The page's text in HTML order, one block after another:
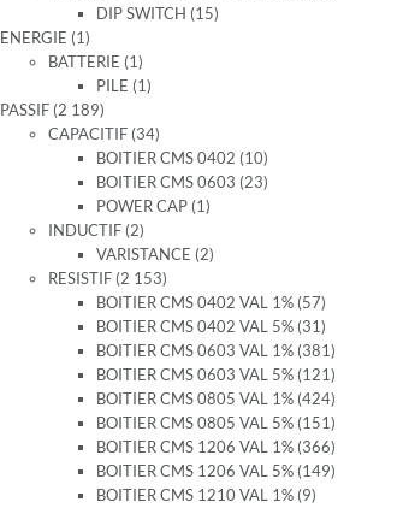
DIP SWITCH (15)
ENERGIE (1)
BATTERIE (1)
PILE (1)
PASSIF (2 189)
CAPACITIF (34)
BOITIER CMS 0402 (10)
BOITIER CMS 0603 (23)
POWER CAP (1)
INDUCTIF (2)
VARISTANCE (2)
RESISTIF (2 153)
BOITIER CMS 0402 VAL 1% (57)
BOITIER CMS 0402 VAL 5% (31)
BOITIER CMS 0603 VAL 1% (381)
BOITIER CMS 0603 VAL 5% (121)
BOITIER CMS 0805 VAL 1% (424)
BOITIER CMS 0805 VAL 5% (151)
BOITIER CMS 1206 VAL 1% (366)
BOITIER CMS 1206 VAL 5% (149)
BOITIER CMS 1210 VAL 1% (9)